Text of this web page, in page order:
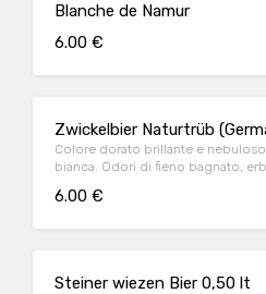
Blanche de Namur
6.00 €
Zwickelbier Naturtrüb
Colore dorato brillante e
bianca. Odori di fieno bagnato,
6.00 €
Steiner wiezen Bier 0,50 lt